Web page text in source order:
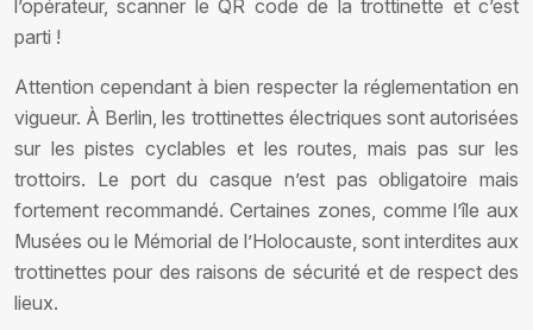
l’opérateur, scanner le QR code de la trottinette et c’est
parti !
Attention cependant à bien respecter la réglementation en
vigueur. À Berlin, les trottinettes électriques sont autorisées
sur les pistes cyclables et les routes, mais pas sur les
trottoirs. Le port du casque n’est pas obligatoire mais
fortement recommandé. Certaines zones, comme l’île aux
Musées ou le Mémorial de l’Holocauste, sont interdites aux
trottinettes pour des raisons de sécurité et de respect des
lieux.